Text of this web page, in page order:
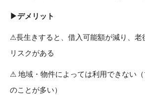
▶デメリット
⚠長生きすると、借入可能額が減り、老
リスクがある
⚠ 地域・物件によっては利用できない
のことが多い）